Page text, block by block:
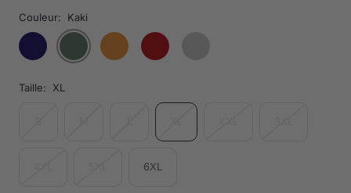
Couleur: Kaki
Taille: XL
6XL